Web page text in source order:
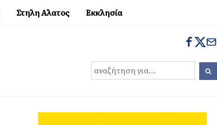
Στηλη Αλατος Εκκλησία